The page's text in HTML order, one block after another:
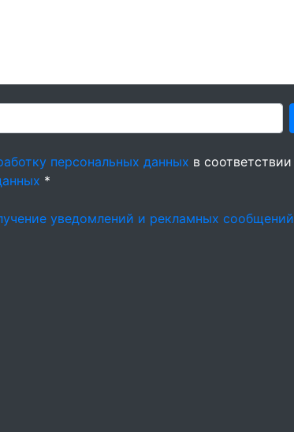
персональных данных в соответствии
*
уведомлений и рекламных сообщений